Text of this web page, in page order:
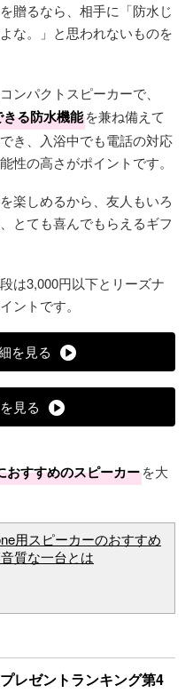
贈るなら、相手に「防水じ
な。」と思われないものを
ンパクトスピーカーで、
る防水機能を兼ね備えて
き、入浴中でも電話の対応
性の高さがポイントです。
楽しめるから、友人もいろ
とても喜んでもらえるギフ
は3,000円以下とリーズナ
ントです。
を見る
見る
おすすめのスピーカーを大
用スピーカーのおすすめ
質な一台とは
レゼントランキング第4